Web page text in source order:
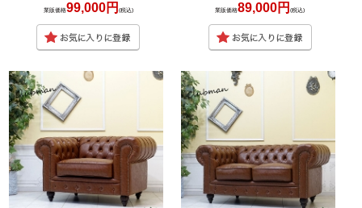
業販価格99,000円 (税込) 業販価格89,000円(税込)